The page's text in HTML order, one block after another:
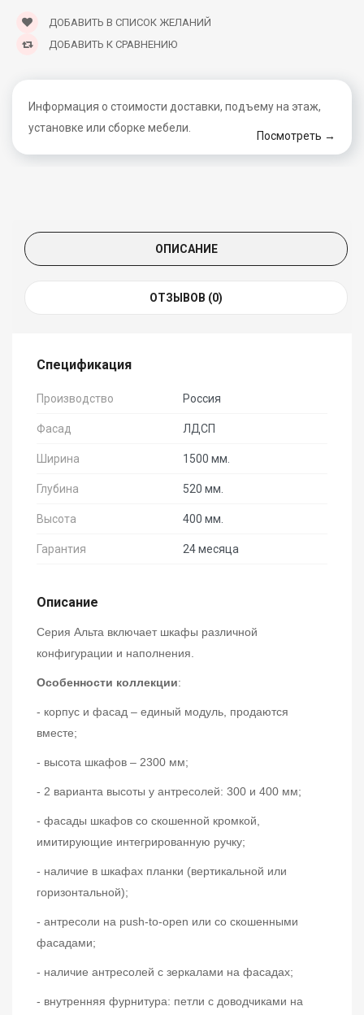
ДОБАВИТЬ В СПИСОК ЖЕЛАНИЙ
ДОБАВИТЬ К СРАВНЕНИЮ
Информация о стоимости доставки, подъему на этаж,
установке или сборке мебели.
Посмотреть →
ОПИСАНИЕ
ОТЗЫВОВ (0)
Спецификация
Производство Россия
Фасад ЛДСП
Ширина 1500 мм.
Глубина 520 мм.
Высота 400 мм.
Гарантия 24 месяца
Описание
Серия Альта включает шкафы различной
конфигурации и наполнения.
Особенности коллекции:
- корпус и фасад – единый модуль, продаются
вместе;
- высота шкафов – 2300 мм;
- 2 варианта высоты у антресолей: 300 и 400 мм;
- фасады шкафов со скошенной кромкой,
имитирующие интегрированную ручку;
- наличие в шкафах планки (вертикальной или
горизонтальной);
- антресоли на push-to-open или со скошенными
фасадами;
- наличие антресолей с зеркалами на фасадах;
- внутренняя фурнитура: петли с доводчиками на